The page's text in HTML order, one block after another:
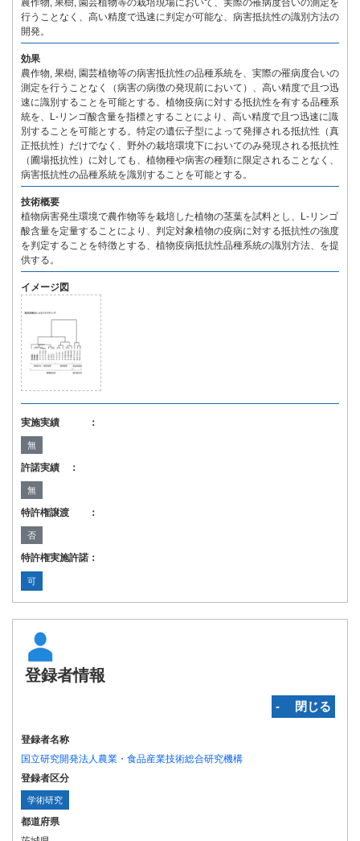
農作物, 果樹, 園芸植物等の栽培現場において、実際の罹病度合いの測定を
行うことなく、高い精度で迅速に判定が可能な、病害抵抗性の識別方法の
開発。
効果
農作物, 果樹, 園芸植物等の病害抵抗性の品種系統を、実際の罹病度合いの
測定を行うことなく（病害の病徴の発現前において）、高い精度で且つ迅
速に識別することを可能とする。植物疫病に対する抵抗性を有する品種系
統を、L-リンゴ酸含量を指標とすることにより、高い精度で且つ迅速に識
別することを可能とする。特定の遺伝子型によって発揮される抵抗性（真
正抵抗性）だけでなく、野外の栽培環境下においてのみ発現される抵抗性
（圃場抵抗性）に対しても、植物種や病害の種類に限定されることなく、
病害抵抗性の品種系統を識別することを可能とする。
技術概要
植物病害発生環境で農作物等を栽培した植物の茎葉を試料とし、L-リンゴ
酸含量を定量することにより、判定対象植物の疫病に対する抵抗性の強度
を判定することを特徴とする、植物疫病抵抗性品種系統の識別方法、を提
供する。
イメージ図
実施実績 ：
無
許諾実績 ：
無
特許権譲渡 ：
否
特許権実施許諾：
可
登録者情報
‐ 閉じる
登録者名称
国立研究開発法人農業・食品産業技術総合研究機構
登録者区分
学術研究
都道府県